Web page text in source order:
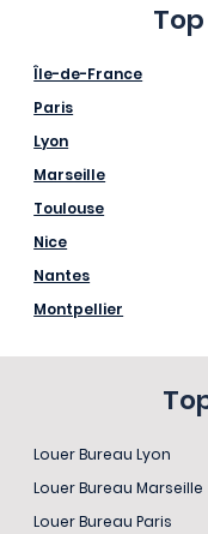
Île-de-France
Paris
Lyon
Marseille
Toulouse
Nice
Nantes
Montpellier
Louer Bureau Lyon
Louer Bureau Marseille
Louer Bureau Paris